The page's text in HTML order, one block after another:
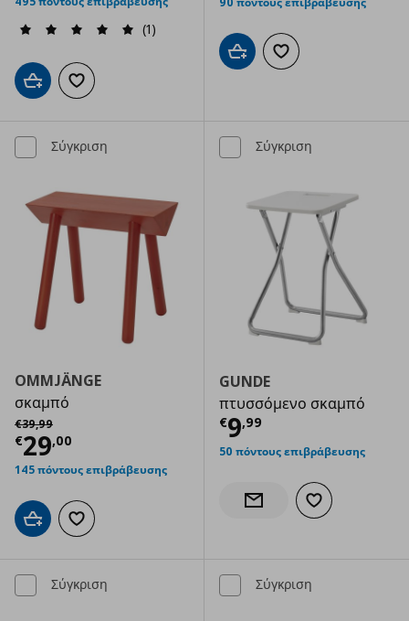
(1)
Προσθήκη στο καλάθι
Προσθήκη στα αγαπημένα
Προσθήκη στο καλάθι
Προσθήκη στα
Σύγκριση
OMMJÄNGE
σκαμπό
€39,99
Αρχική τιμή
€29,00
Τρέχουσα τιμή € 29,00
145 πόντους επιβράβευσης
Προσθήκη στο καλάθι
Προσθήκη στα αγαπημένα
Σύγκριση
GUNDE
πτυσσόμενο σκαμπό
€9,99
Τρέχουσα
50 πόντους επιβράβευσης
Ενημέρωση διαθεσιμότητας
Προσθήκη στα
Σύγκριση Σύγκριση